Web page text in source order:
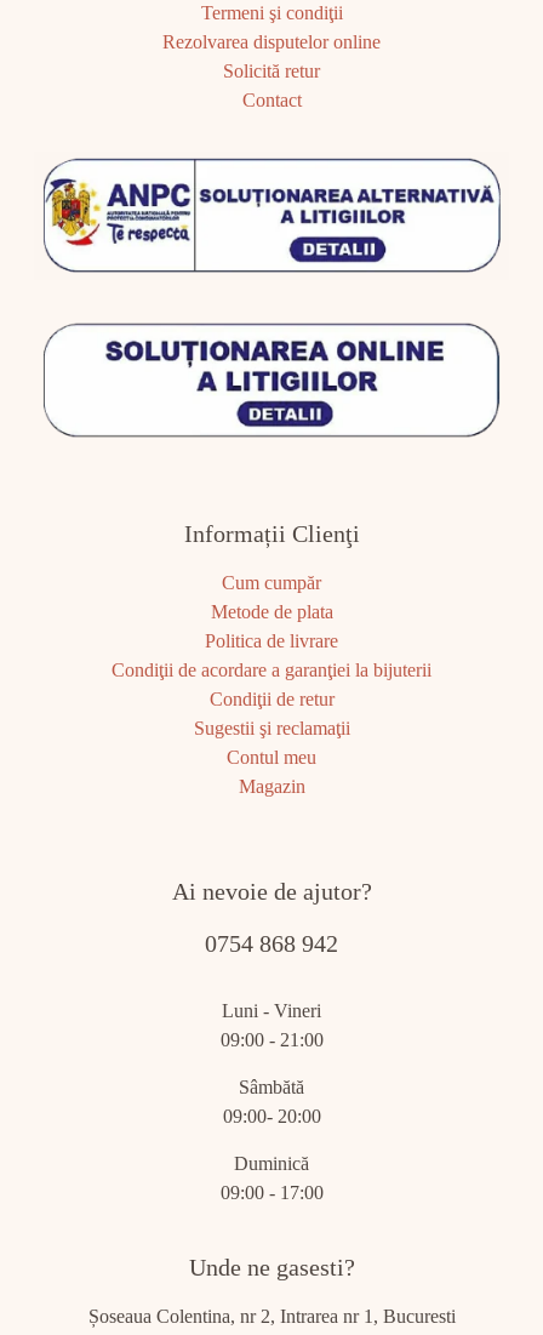
Termeni şi condiţii
Rezolvarea disputelor online
Solicită retur
Contact
Informații Clienţi
Cum cumpăr
Metode de plata
Politica de livrare
Condiţii de acordare a garanţiei la bijuterii
Condiţii de retur
Sugestii şi reclamaţii
Contul meu
Magazin
Ai nevoie de ajutor?
0754 868 942
Luni - Vineri
09:00 - 21:00
Sâmbătă
09:00- 20:00
Duminică
09:00 - 17:00
Unde ne gasesti?
Șoseaua Colentina, nr 2, Intrarea nr 1, Bucuresti